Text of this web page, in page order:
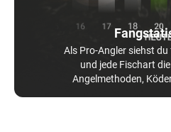
Als Pro-Angler siehst
und jede Fischart
Angelmethoden,